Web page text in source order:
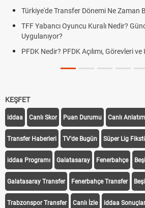
Türkiye'de Transfer Dönemi Ne Zaman
TFF Yabancı Oyuncu Kuralı Nedir?
Uygulanıyor?
PFDK Nedir? PFDK Açılımı, Görevleri ve
KEŞFET
iddaa Canlı Skor Puan Durumu Canlı Anlatım
Transfer Haberleri TV'de Bugün Süper Lig
iddaa Programı Galatasaray Fenerbahçe
Galatasaray Transfer Fenerbahçe Transfer